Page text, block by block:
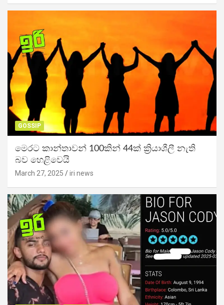
GOSSIP
මෙරට කාන්තාවන් 100කින් 44ක් ක්‍රියාශීලී නැති
බව හෙළිවෙයි
March 27, 2025 iri news